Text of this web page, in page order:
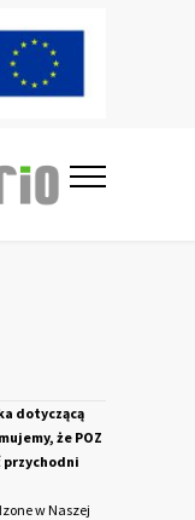
dotyczącą
że POZ
przychodni
w Naszej